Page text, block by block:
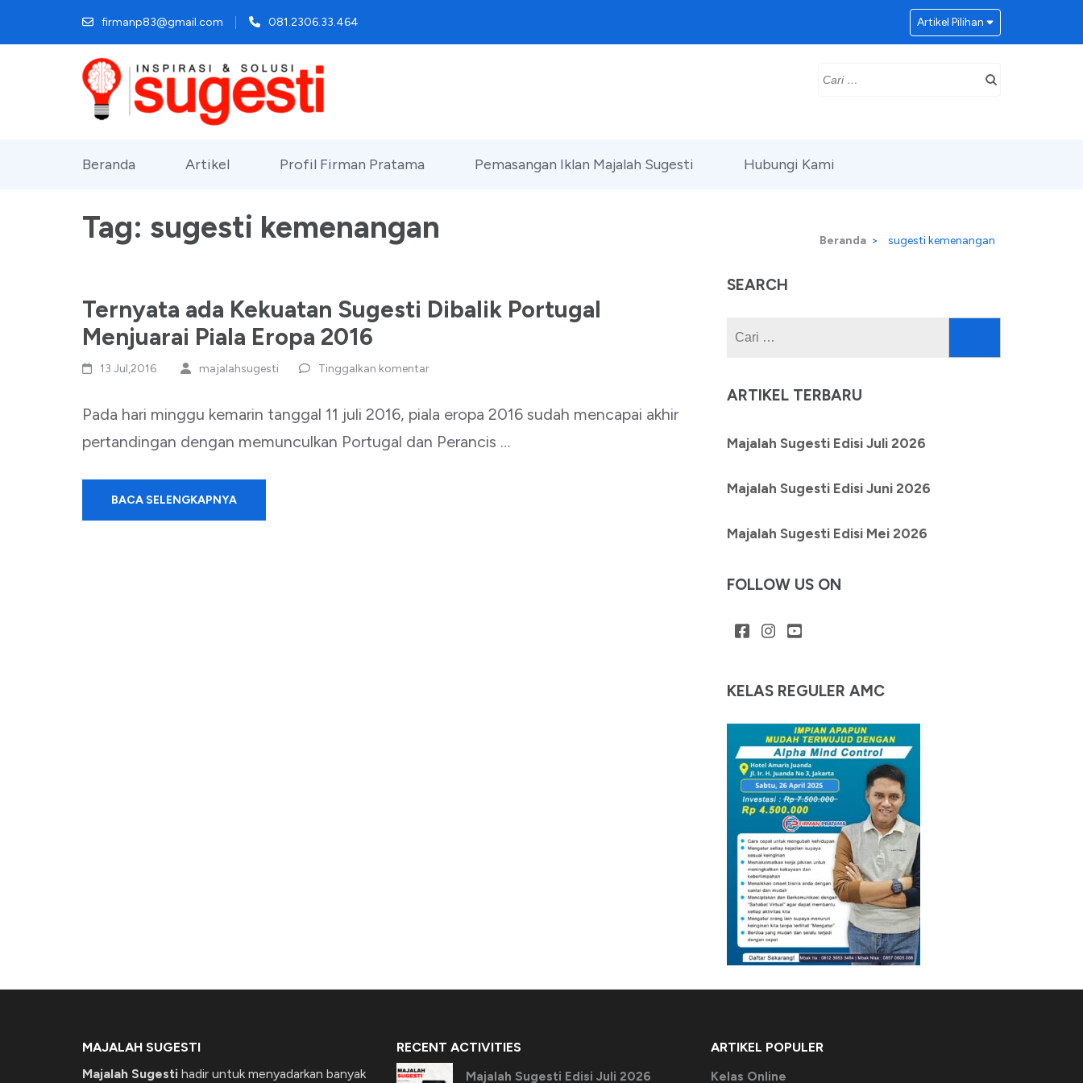
ke
firmanp83@gmail.com 081.2306.33.464 Artikel Pilihan
Cari
Beranda Artikel Profil Firman Pratama Pemasangan Iklan Majalah Sugesti Hubungi Kami
Tag: sugesti kemenangan Beranda > sugesti kemenangan
Ternyata ada Kekuatan Sugesti Dibalik Portugal
Menjuarai Piala Eropa 2016
13 Jul,2016 majalahsugesti Tinggalkan komentar
Pada hari minggu kemarin tanggal 11 juli 2016, piala eropa 2016 sudah mencapai akhir
pertandingan dengan memunculkan Portugal dan Perancis …
BACA SELENGKAPNYA
SEARCH
untuk:
ARTIKEL TERBARU
Majalah Sugesti Edisi Juli 2026
Majalah Sugesti Edisi Juni 2026
Majalah Sugesti Edisi Mei 2026
FOLLOW US ON
KELAS REGULER AMC
MAJALAH SUGESTI
Majalah Sugesti hadir untuk menyadarkan banyak
RECENT ACTIVITIES
Majalah Sugesti Edisi Juli 2026
ARTIKEL POPULER
Kelas Online